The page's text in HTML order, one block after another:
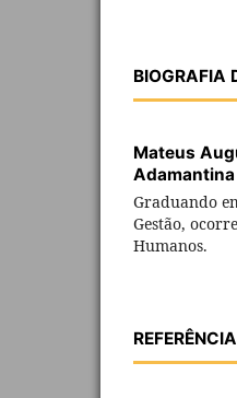
BIOGRAFIA
Mateus
Adamantina
Graduando
Gestão,
Humanos.